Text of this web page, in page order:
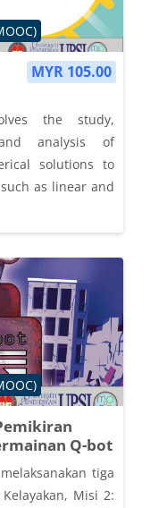
MYR 105.00
the study,
analysis of
solutions to
as linear and
Q-bot
tiga
Misi 2: